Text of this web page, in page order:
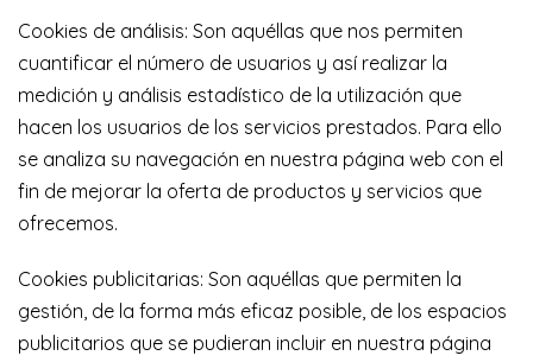
Cookies de análisis: Son aquéllas que nos permiten
cuantificar el número de usuarios y así realizar la
medición y análisis estadístico de la utilización que
hacen los usuarios de los servicios prestados. Para ello
se analiza su navegación en nuestra página web con el
fin de mejorar la oferta de productos y servicios que
ofrecemos.
Cookies publicitarias: Son aquéllas que permiten la
gestión, de la forma más eficaz posible, de los espacios
publicitarios que se pudieran incluir en nuestra página